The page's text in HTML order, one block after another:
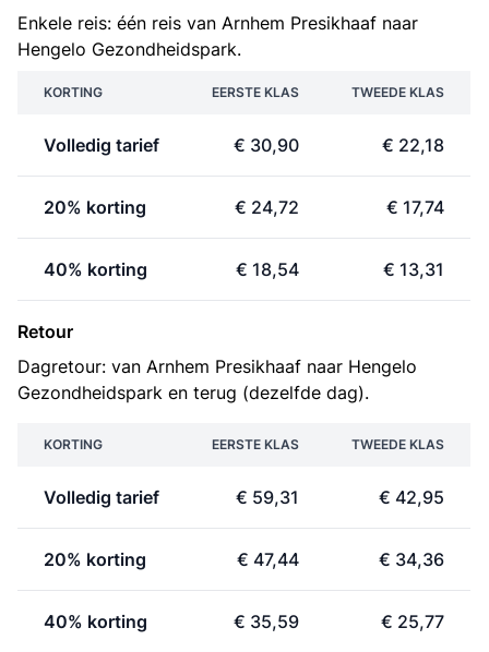
Enkele reis: één reis van Arnhem Presikhaaf naar
Hengelo Gezondheidspark.
KORTING EERSTE KLAS TWEEDE KLAS
Volledig tarief € 30,90 € 22,18
20% korting € 24,72 € 17,74
40% korting € 18,54 € 13,31
Retour
Dagretour: van Arnhem Presikhaaf naar Hengelo
Gezondheidspark en terug (dezelfde dag).
KORTING EERSTE KLAS TWEEDE KLAS
Volledig tarief € 59,31 € 42,95
20% korting € 47,44 € 34,36
40% korting € 35,59 € 25,77